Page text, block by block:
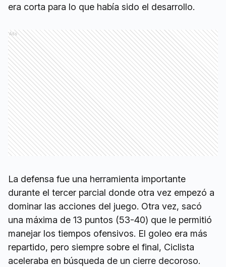
era corta para lo que había sido el desarrollo.
Ads
La defensa fue una herramienta importante
durante el tercer parcial donde otra vez empezó a
dominar las acciones del juego. Otra vez, sacó
una máxima de 13 puntos (53-40) que le permitió
manejar los tiempos ofensivos. El goleo era más
repartido, pero siempre sobre el final, Ciclista
aceleraba en búsqueda de un cierre decoroso.